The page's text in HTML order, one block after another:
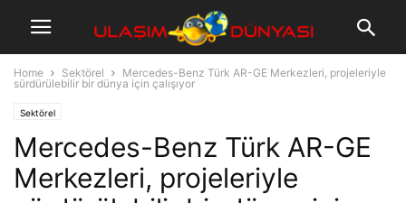
Home Sektörel
Mercedes-Benz Türk AR-GE Merkezleri, projeleriyle
sürdürülebilir bir dünya için çalışıyor
Sektörel
Mercedes-Benz Türk AR-GE
Merkezleri, projeleriyle